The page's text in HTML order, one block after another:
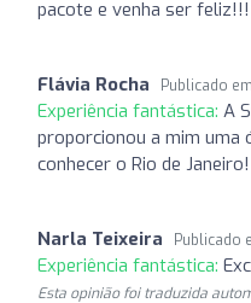
pacote e venha ser feliz!!!
Flávia Rocha Publicado em
Experiência fantástica: A
proporcionou a mim uma
conhecer o Rio de
Narla Teixeira Publicado
Experiência fantástica:
Esta opinião foi traduzida